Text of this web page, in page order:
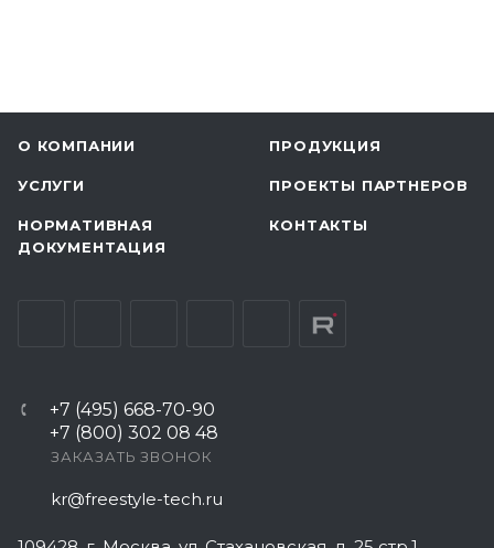
О КОМПАНИИ ПРОДУКЦИЯ
УСЛУГИ ПРОЕКТЫ ПАРТНЕРОВ
НОРМАТИВНАЯ
ДОКУМЕНТАЦИЯ
КОНТАКТЫ
+7 (495) 668-70-90
+7 (800) 302 08 48
ЗАКАЗАТЬ ЗВОНОК
kr@freestyle-tech.ru